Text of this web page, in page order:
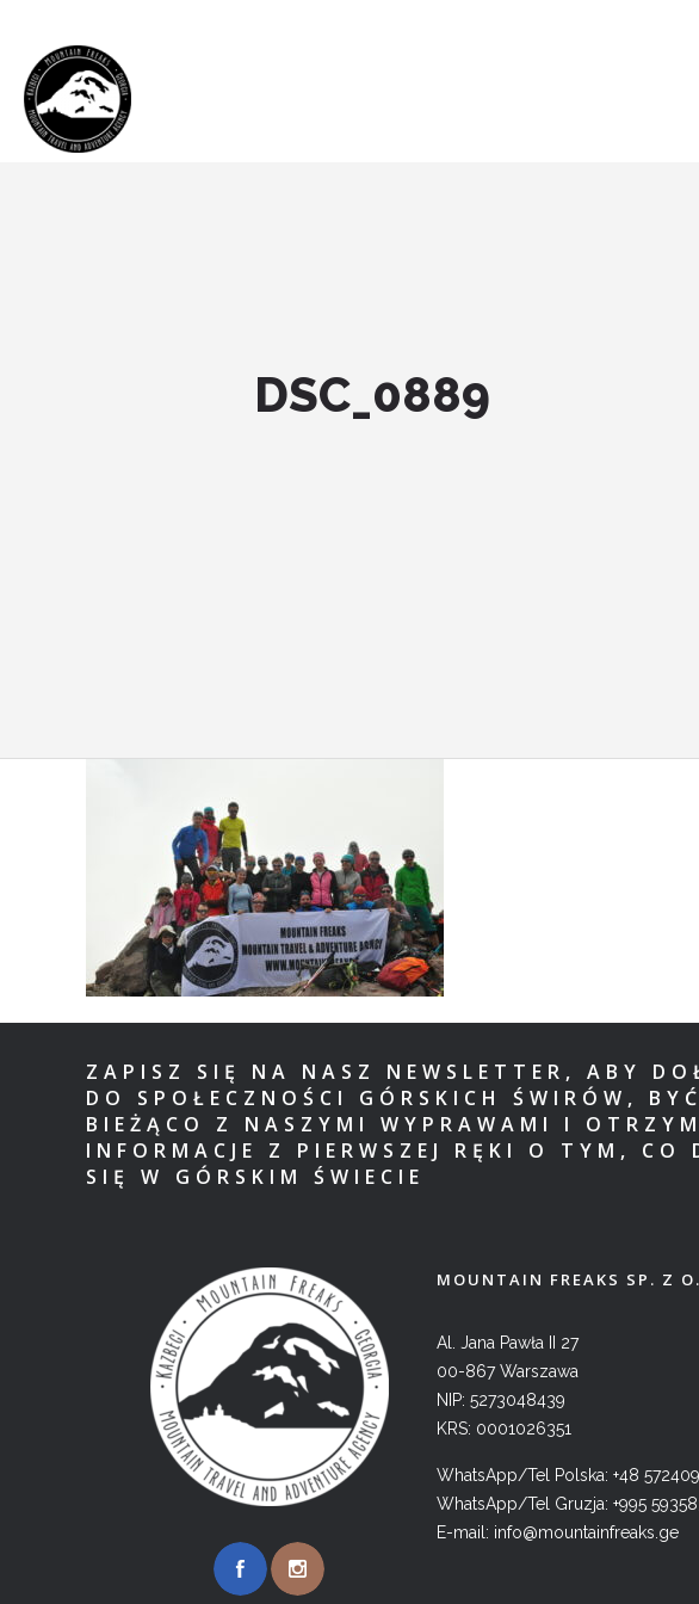
DSC_0889
ZAPISZ SIĘ NA NASZ NEWSLETTER, ABY
DO SPOŁECZNOŚCI GÓRSKICH ŚWIRÓW,
BIEŻĄCO Z NASZYMI WYPRAWAMI I
INFORMACJE Z PIERWSZEJ RĘKI O TYM, CO
SIĘ W GÓRSKIM ŚWIECIE
MOUNTAIN FREAKS SP. Z
Al. Jana Pawła II 27
00-867 Warszawa
NIP: 5273048439
KRS: 0001026351
WhatsApp/Tel Polska: +48
WhatsApp/Tel Gruzja: +995
E-mail: info@mountainfreaks.ge